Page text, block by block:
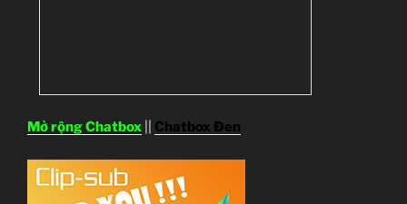
Mở rộng Chatbox Chatbox Đen